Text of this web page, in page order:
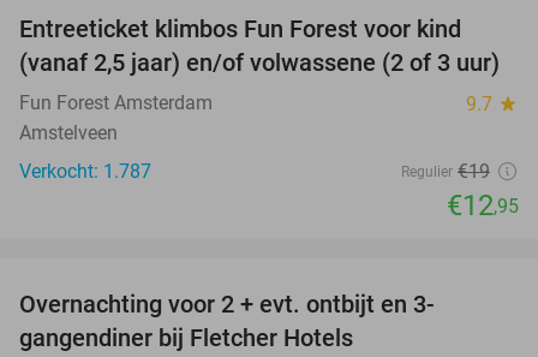
Entreeticket klimbos Fun Forest voor kind
(vanaf 2,5 jaar) en/of volwassene (2 of 3 uur)
Fun Forest Amsterdam 9.7 star
Amstelveen
Verkocht: 1.787
Regulier €19
€12,95
Overnachting voor 2 + evt. ontbijt en 3-
gangendiner bij Fletcher Hotels